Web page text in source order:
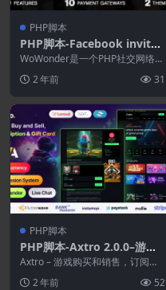
PHP脚本
PHP脚本-Facebook invite
addon for wowonder 4.3
(WoWonder拓展)–终极PHP
社交网络平台
WoWonder是一个PHP社交网络脚
网络网...
2 年前 31
PHP脚本
PHP脚本-Axtro 2.0.0–游戏
购买和销售.订阅和礼品卡Lar
avel脚本
Axtro – 游戏购买和销售，订阅和
2 年前 52